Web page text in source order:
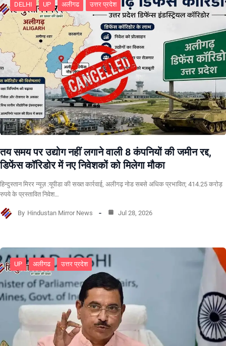
DELHI UP अलीगढ उत्तर प्रदेश
तय समय पर उद्योग नहीं लगाने वाली 8 कंपनियों की जमीन रद्द,
डिफेंस कॉरिडोर में नए निवेशकों को मिलेगा मौका
हिन्दुस्तान मिरर न्यूज़ :यूपीडा की सख्त कार्रवाई, अलीगढ़ नोड सबसे अधिक प्रभावित; 414.25 करोड़
रुपये के प्रस्तावित निवेश…
By Hindustan Mirror News Jul 28, 2026
UP अलीगढ उत्तर प्रदेश